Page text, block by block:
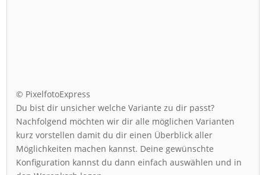
© PixelfotoExpress
Du bist dir unsicher welche Variante zu dir passt?
Nachfolgend möchten wir dir alle möglichen Varianten
kurz vorstellen damit du dir einen Überblick aller
Möglichkeiten machen kannst. Deine gewünschte
Konfiguration kannst du dann einfach auswählen und in